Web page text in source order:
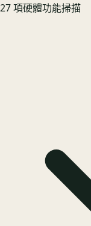
27 項硬體功能掃描